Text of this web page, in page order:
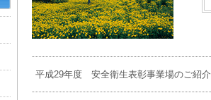
平成29年度 安全衛生表彰事業場のご紹介